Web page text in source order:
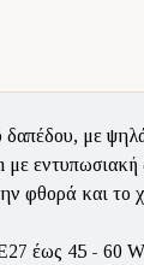
με
εντυπωσιακή
φθορά και το
έως 45 - 60